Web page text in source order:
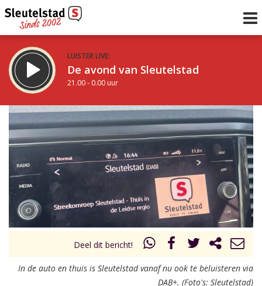
LUISTER LIVE:
De avond van Sleutelstad
21.00 - 0.00 uur
STRAKS:
De nacht van Sleutelstad
0.00 - 6.00 uur
Vorig uur
uur 1 van 0 Volgend uur
Deel dit bericht!
In de auto en thuis is Sleutelstad vanaf nu ook te beluisteren via
DAB+. (Foto's: Sleutelstad)